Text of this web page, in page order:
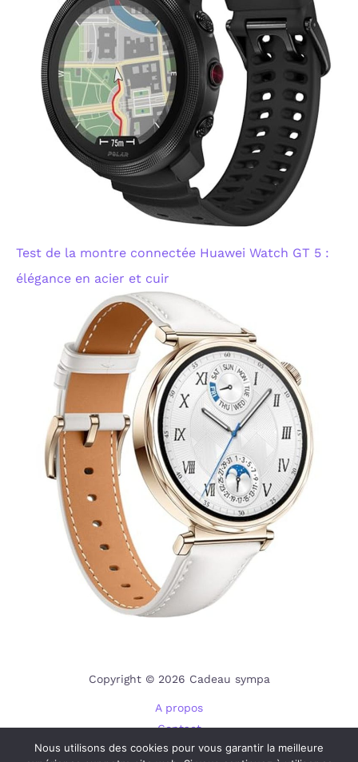
Test de la montre connectée Huawei Watch GT 5 :
élégance en acier et cuir
Copyright © 2026 Cadeau sympa
A propos
Contact
Plan du site
Nous utilisons des cookies pour vous garantir la meilleure